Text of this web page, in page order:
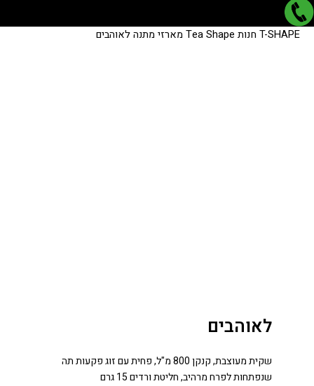
T-SHAPEחנותTea Shapeמארזי מתנהלאוהבים
לאוהבים
שקית מעוצבת, קנקן 800 מ"ל, פחית עם זוג פקעות תה
שנפתחות לפרח מרהיב, חליטת ורדים 15 גרם
כמות
כמות